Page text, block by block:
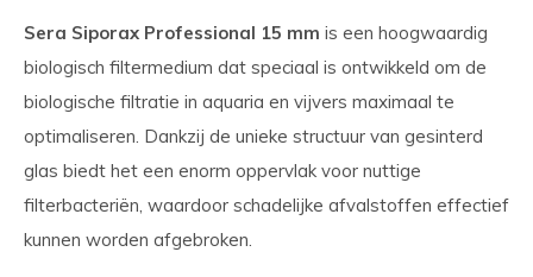
Sera Siporax Professional 15 mm is een hoogwaardig
biologisch filtermedium dat speciaal is ontwikkeld om de
biologische filtratie in aquaria en vijvers maximaal te
optimaliseren. Dankzij de unieke structuur van gesinterd
glas biedt het een enorm oppervlak voor nuttige
filterbacteriën, waardoor schadelijke afvalstoffen effectief
kunnen worden afgebroken.